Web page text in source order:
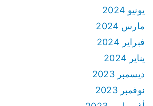
يونيو 2024
مارس 2024
فبراير 2024
يناير 2024
ديسمبر 2023
نوفمبر 2023